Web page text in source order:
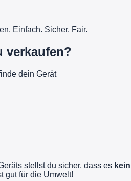
Einfach. Sicher. Fair.
verkaufen?
dein Gerät
stellst du sicher, dass es kein
gut für die Umwelt!